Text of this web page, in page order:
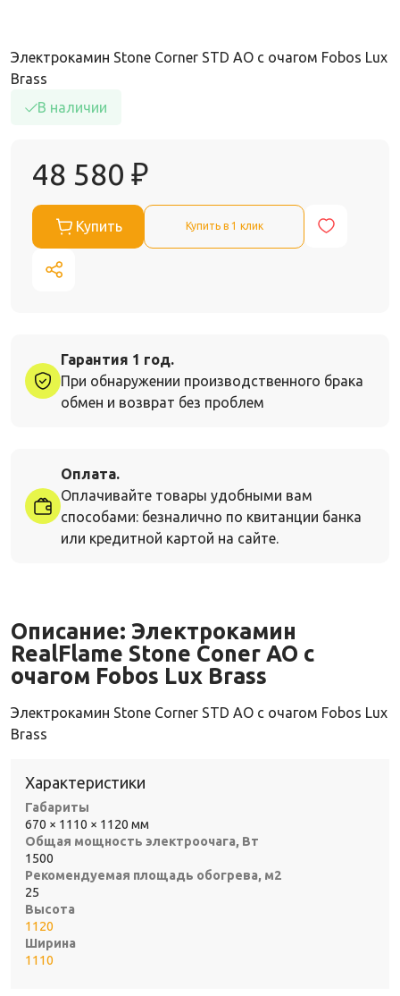
Электрокамин Stone Corner STD AO с очагом Fobos Lux
Brass
В наличии
48 580 ₽
Купить Купить в 1 клик
Гарантия 1 год.
При обнаружении производственного брака
обмен и возврат без проблем
Оплата.
Оплачивайте товары удобными вам
способами: безналично по квитанции банка
или кредитной картой на сайте.
Описание: Электрокамин
RealFlame Stone Coner AO с
очагом Fobos Lux Brass
Электрокамин Stone Corner STD AO с очагом Fobos Lux
Brass
Характеристики
Габариты
670 × 1110 × 1120 мм
Общая мощность электроочага, Вт
1500
Рекомендуемая площадь обогрева, м2
25
Высота
1120
Ширина
1110